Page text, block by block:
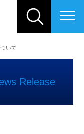
クソリューション株式会
いて
Release